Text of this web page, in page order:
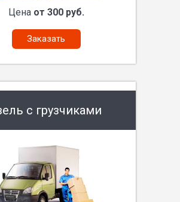
Цена от 300 руб.
Заказать
с грузчиками